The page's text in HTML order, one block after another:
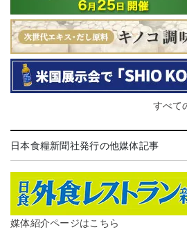
すべて
日本食糧新聞社発行の他媒体記事
媒体紹介ページはこちら